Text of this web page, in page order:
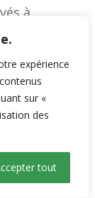
expérience
sur «
des
tout
à